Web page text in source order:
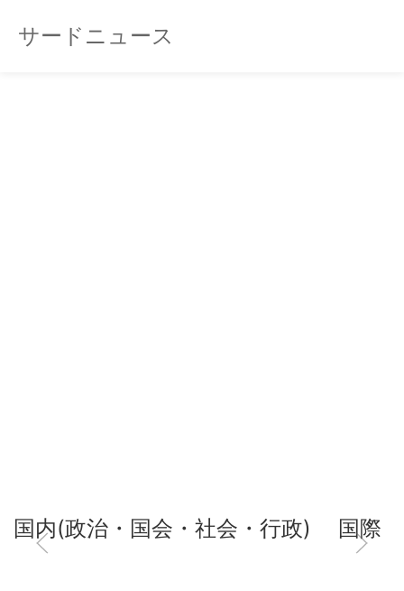
サードニュース
国内(政治・国会・社会・行政) 国際